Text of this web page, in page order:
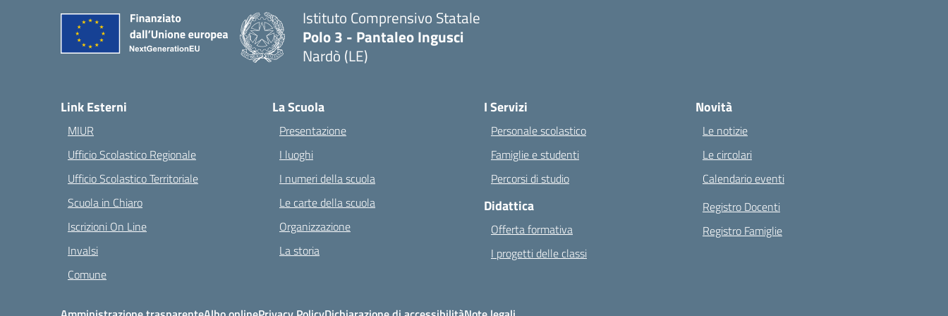
Istituto Comprensivo Statale
Polo 3 - Pantaleo Ingusci
Nardò (LE)
Link Esterni
MIUR
Ufficio Scolastico Regionale
Ufficio Scolastico Territoriale
Scuola in Chiaro
Iscrizioni On Line
Invalsi
Comune
La Scuola
Presentazione
I luoghi
I numeri della scuola
Le carte della scuola
Organizzazione
La storia
I Servizi
Personale scolastico
Famiglie e studenti
Percorsi di studio
Didattica
Offerta formativa
I progetti delle classi
Novità
Le notizie
Le circolari
Calendario eventi
Registro Docenti
Registro Famiglie